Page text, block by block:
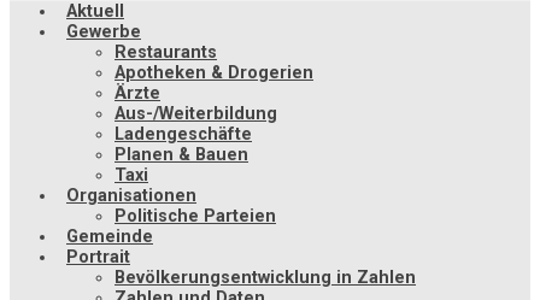
Aktuell
Gewerbe
Restaurants
Apotheken & Drogerien
Ärzte
Aus-/Weiterbildung
Ladengeschäfte
Planen & Bauen
Taxi
Organisationen
Politische Parteien
Gemeinde
Portrait
Bevölkerungsentwicklung in Zahlen